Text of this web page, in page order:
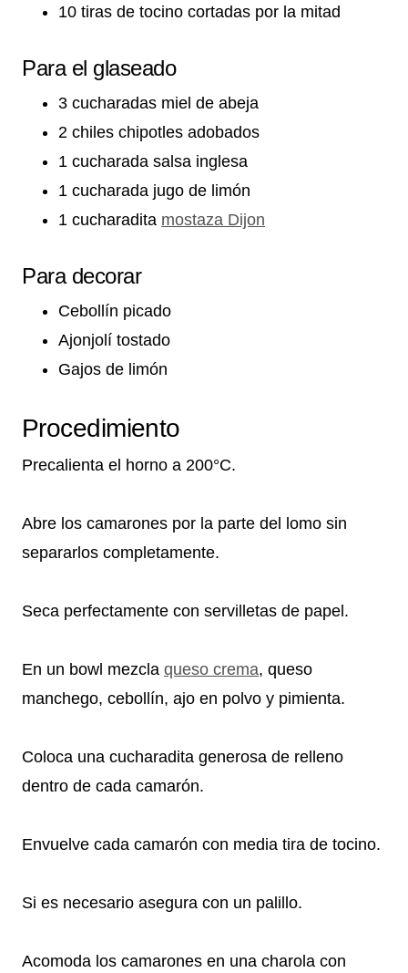
10 tiras de tocino cortadas por la mitad
Para el glaseado
3 cucharadas miel de abeja
2 chiles chipotles adobados
1 cucharada salsa inglesa
1 cucharada jugo de limón
1 cucharadita mostaza Dijon
Para decorar
Cebollín picado
Ajonjolí tostado
Gajos de limón
Procedimiento
Precalienta el horno a 200°C.
Abre los camarones por la parte del lomo sin
separarlos completamente.
Seca perfectamente con servilletas de papel.
En un bowl mezcla queso crema, queso
manchego, cebollín, ajo en polvo y pimienta.
Coloca una cucharadita generosa de relleno
dentro de cada camarón.
Envuelve cada camarón con media tira de tocino.
Si es necesario asegura con un palillo.
Acomoda los camarones en una charola con